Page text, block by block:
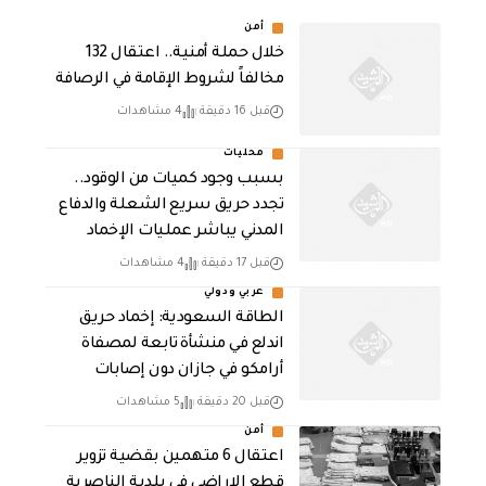
أمن
خلال حملة أمنية.. اعتقال 132
مخالفاً لشروط الإقامة في الرصافة
قبل 16 دقيقة 4 مشاهدات
محليات
بسبب وجود كميات من الوقود..
تجدد حريق سريع الشعلة والدفاع
المدني يباشر عمليات الإخماد
قبل 17 دقيقة 4 مشاهدات
عربي ودولي
‏الطاقة السعودية: إخماد حريق
اندلع في منشأة تابعة لمصفاة
أرامكو في جازان دون إصابات
قبل 20 دقيقة 5 مشاهدات
أمن
اعتقال 6 متهمين بقضية تزوير